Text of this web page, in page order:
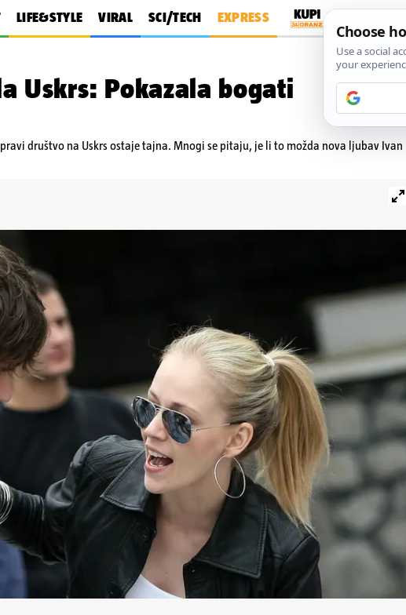
LIFE&STYLE VIRAL SCI/TECH EXPRESS
Uskrs: Pokazala bogati
društvo na Uskrs ostaje tajna. Mnogi se pitaju, je li to možda nova ljubav Ivan